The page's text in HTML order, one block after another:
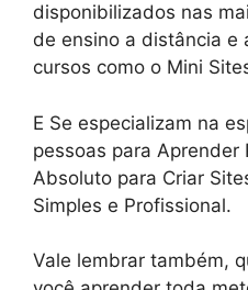
disponibilizados nas
de ensino a distância e
cursos como o Mini
E Se especializam na
pessoas para Aprender
Absoluto para Criar
Simples e Profissional.
Vale lembrar também,